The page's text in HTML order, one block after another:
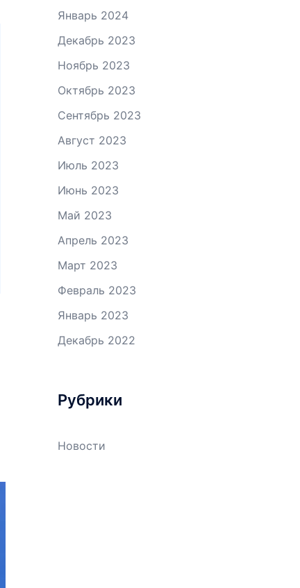
Январь 2024
Декабрь 2023
Ноябрь 2023
Октябрь 2023
Сентябрь 2023
Август 2023
Июль 2023
Июнь 2023
Май 2023
Апрель 2023
Март 2023
Февраль 2023
Январь 2023
Декабрь 2022
Рубрики
Новости